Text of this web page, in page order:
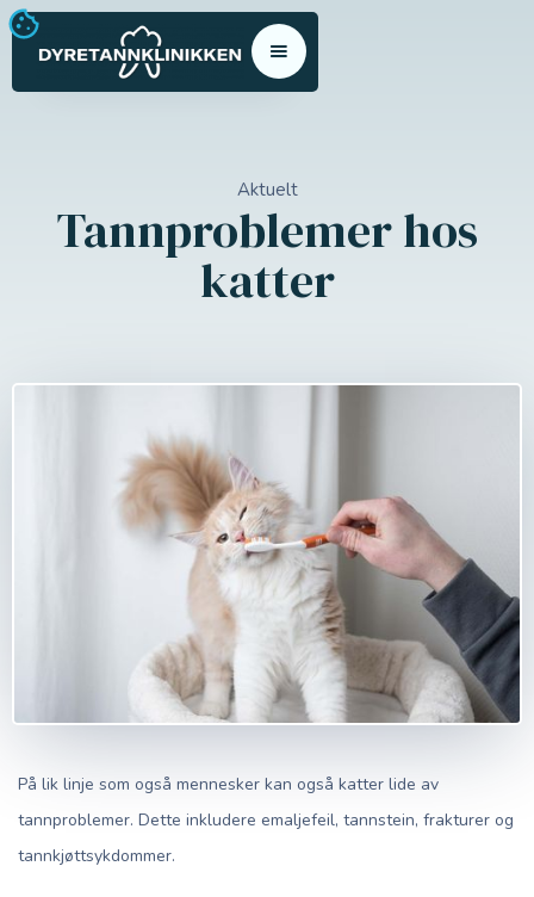
Aktuelt
Tannproblemer hos
katter
På lik linje som også mennesker kan også katter lide av
tannproblemer. Dette inkludere emaljefeil, tannstein, frakturer og
tannkjøttsykdommer.